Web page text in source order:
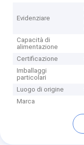
Evidenziare
Capacità di
alimentazione
Certificazione
Imballaggi
particolari
Luogo di origine
Marca